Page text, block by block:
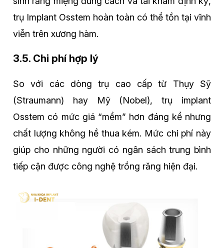
trụ Implant Osstem hoàn toàn có thể tồn tại vĩnh
viễn trên xương hàm.
3.5. Chi phí hợp lý
So với các dòng trụ cao cấp từ Thụy Sỹ
(Straumann) hay Mỹ (Nobel), trụ implant
Osstem có mức giá “mềm” hơn đáng kể nhưng
chất lượng không hề thua kém. Mức chi phí này
giúp cho những người có ngân sách trung bình
tiếp cận được công nghệ trồng răng hiện đại.